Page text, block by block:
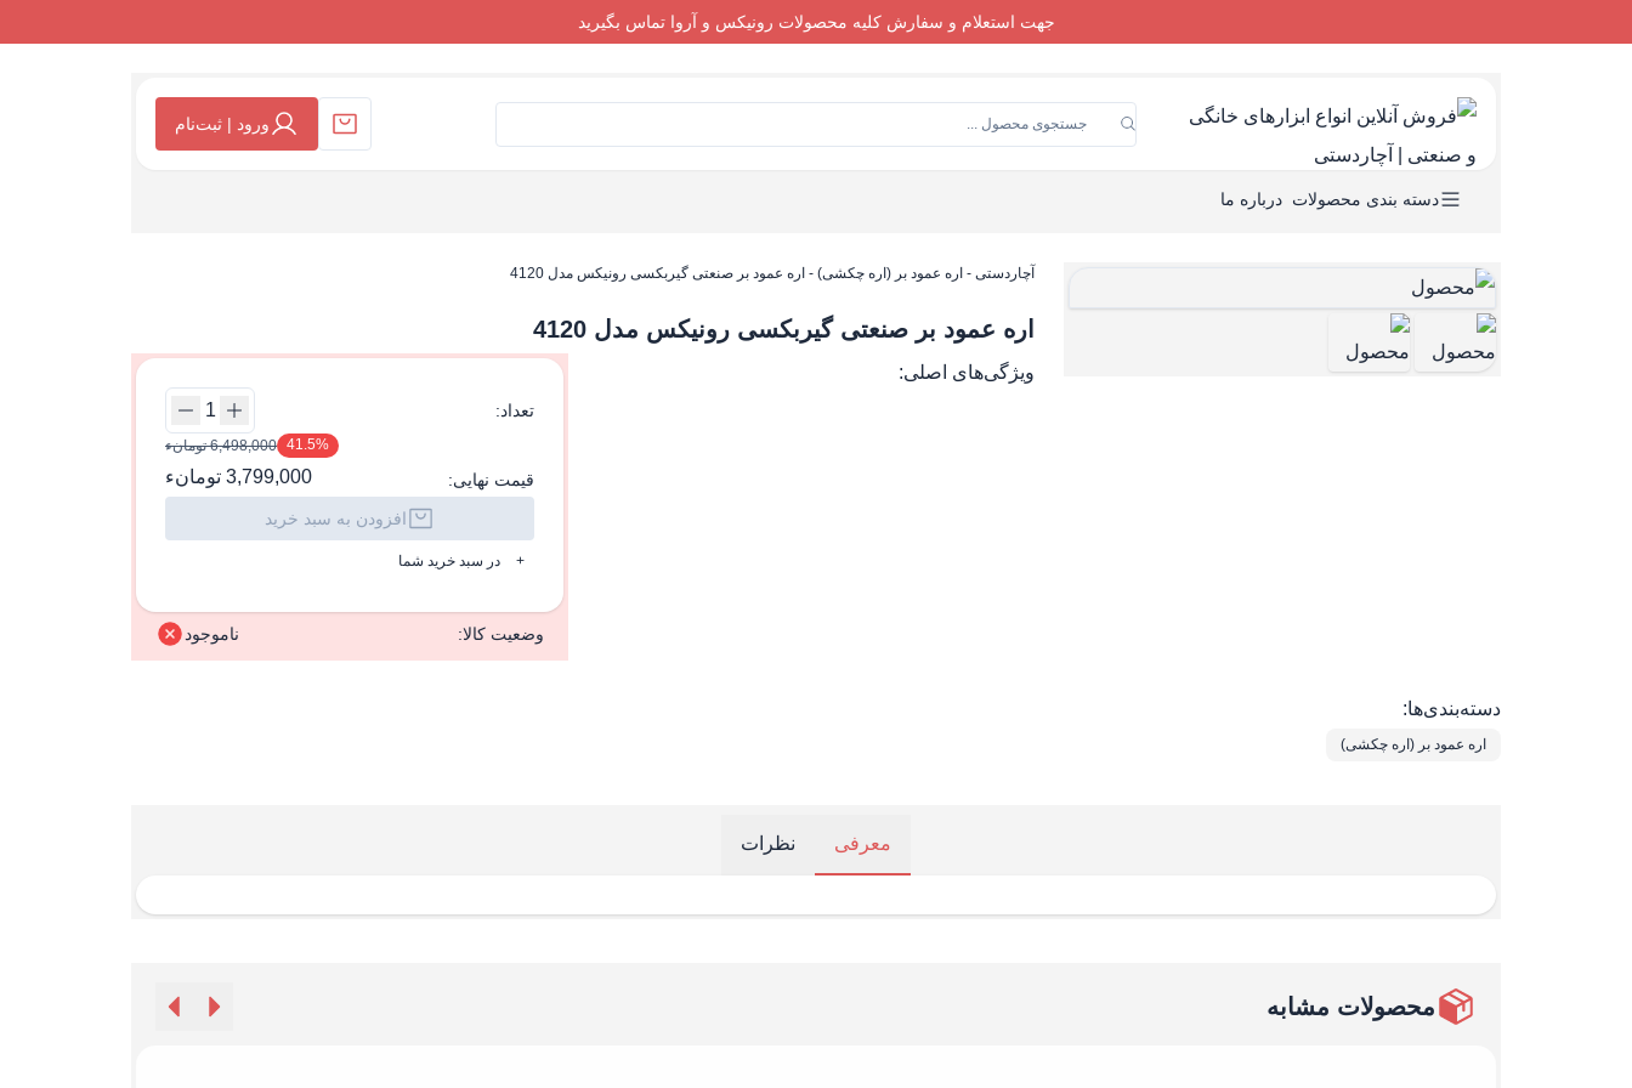
جهت استعلام و سفارش کلیه محصولات رونیکس و آروا تماس بگیرید
ورود | ثبت‌نام
دسته بندی محصولات درباره ما
آچاردستی - اره عمود بر (اره چکشی) - اره عمود بر صنعتی گیربکسی رونیکس مدل 4120
اره عمود بر صنعتی گیربکسی رونیکس مدل 4120
ویژگی‌های اصلی:
تعداد:
قیمت نهایی:
41.5% 6,498,000 تومانء
3,799,000 تومانء
افزودن به سبد خرید
+ در سبد خرید شما
وضعیت کالا: ناموجود
دسته‌بندی‌ها:
اره عمود بر (اره چکشی)
معرفی نظرات
محصولات مشابه